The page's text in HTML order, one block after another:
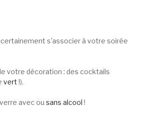
s'associer à votre soirée
votre décoration : des cocktails
vert !).
avec ou sans alcool !